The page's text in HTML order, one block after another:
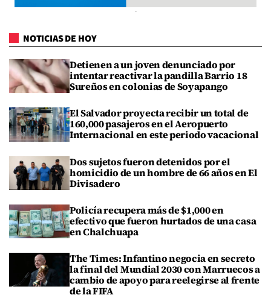
NOTICIAS DE HOY
Detienen a un joven denunciado por
intentar reactivar la pandilla Barrio 18
Sureños en colonias de Soyapango
El Salvador proyecta recibir un total de
160,000 pasajeros en el Aeropuerto
Internacional en este periodo vacacional
Dos sujetos fueron detenidos por el
homicidio de un hombre de 66 años en El
Divisadero
Policía recupera más de $1,000 en
efectivo que fueron hurtados de una casa
en Chalchuapa
The Times: Infantino negocia en secreto
la final del Mundial 2030 con Marruecos a
cambio de apoyo para reelegirse al frente
de la FIFA